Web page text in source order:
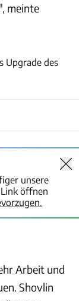
meinte
Upgrade des
unsere
öffnen
Arbeit und
Shovlin